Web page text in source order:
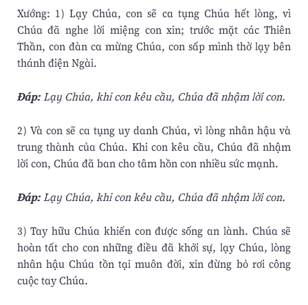
Xướng: 1) Lạy Chúa, con sẽ ca tụng Chúa hết lòng, vì
Chúa đã nghe lời miệng con xin; trước mặt các Thiên
Thần, con đàn ca mừng Chúa, con sấp mình thờ lạy bên
thánh điện Ngài.
Ðáp:Lạy Chúa, khi con kêu cầu, Chúa đã nhậm lời con.
2) Và con sẽ ca tụng uy danh Chúa, vì lòng nhân hậu và
trung thành của Chúa. Khi con kêu cầu, Chúa đã nhậm
lời con, Chúa đã ban cho tâm hồn con nhiều sức mạnh.
Ðáp:Lạy Chúa, khi con kêu cầu, Chúa đã nhậm lời con.
3) Tay hữu Chúa khiến con được sống an lành. Chúa sẽ
hoàn tất cho con những điều đã khởi sự, lạy Chúa, lòng
nhân hậu Chúa tồn tại muôn đời, xin đừng bỏ rơi công
cuộc tay Chúa.